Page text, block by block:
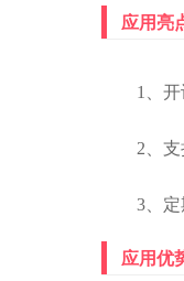
应用亮
1、
2、
3、
应用优